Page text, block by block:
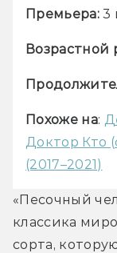
Премьера: 3
Возрастной
Похоже на:
Доктор Кто
(2017–2021)
«Песочный
классика
сорта,